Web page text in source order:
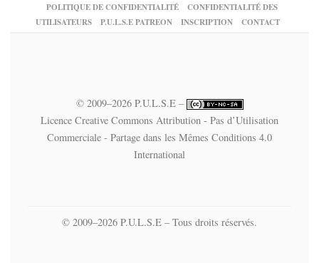
POLITIQUE DE CONFIDENTIALITÉ
CONFIDENTIALITÉ DES
UTILISATEURS
P.U.L.S.E PATREON INSCRIPTION CONTACT
© 2009–2026 P.U.L.S.E –
Licence Creative Commons Attribution - Pas d’Utilisation
Commerciale - Partage dans les Mêmes Conditions 4.0
International
© 2009–2026 P.U.L.S.E – Tous droits réservés.